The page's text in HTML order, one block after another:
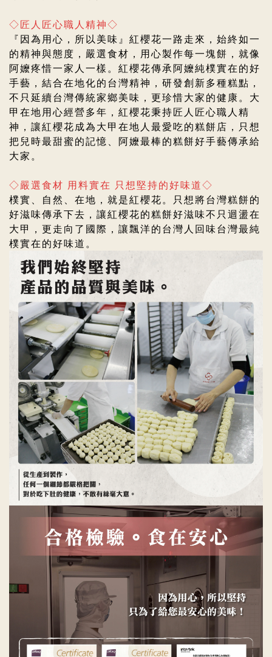
◇匠人匠心職人精神◇
『因為用心，所以美味』紅櫻花一路走來，始終如一
的精神與態度，嚴選食材，用心製作每一塊餅，就像
阿嬤疼惜一家人一樣。紅櫻花傳承阿嬤純樸實在的好
手藝，結合在地化的台灣精神，研發創新多種糕點，
不只延續台灣傳統家鄉美味，更珍惜大家的健康。大
甲在地用心經營多年，紅櫻花秉持匠人匠心職人精
神， 讓紅櫻花成為大甲在地人最愛吃的糕餅店， 只想
把兒時最甜蜜的記憶、阿嬤最棒的糕餅好手藝傳承給
大家。
◇嚴選食材 用料實在 只想堅持的好味道◇
樸實、自然、在地，就是紅櫻花。只想將台灣糕餅的
好滋味傳承下去， 讓紅櫻花的糕餅好滋味不只迴盪在
大甲，更走向了國際，讓飄洋的台灣人回味台灣最純
樸實在的好味道。